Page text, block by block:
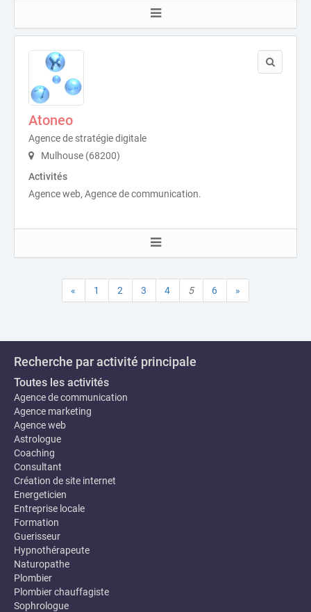
Atoneo
Agence de stratégie digitale
Mulhouse (68200)
Activités
Agence web, Agence de communication.
« 1 2 3 4 5 6 »
Recherche par activité principale
Toutes les activités
Agence de communication
Agence marketing
Agence web
Astrologue
Coaching
Consultant
Création de site internet
Energeticien
Entreprise locale
Formation
Guerisseur
Hypnothérapeute
Naturopathe
Plombier
Plombier chauffagiste
Sophrologue